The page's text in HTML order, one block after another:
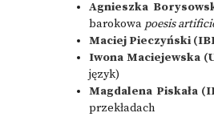
Agnieszka
barokowa poesis
Maciej Pieczyński
Iwona Maciejewska
język)
Magdalena Piskała
przekładach